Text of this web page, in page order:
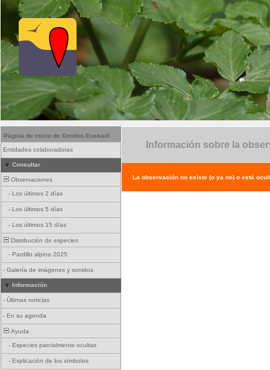
Página de inicio de Ornitho Euskadi
Entidades colaboradoras
Consultar
Observaciones
- Los últimos 2 días
- Los últimos 5 días
- Los últimos 15 días
Distribución de especies
- Pardillo alpino 2025
- Galería de imágenes y sonidos
Información
- Últimas noticias
- En su agenda
Ayuda
- Especies parcialmente ocultas
- Explicación de los símbolos
Información sobre la
La observación no existe (o ya no) o está